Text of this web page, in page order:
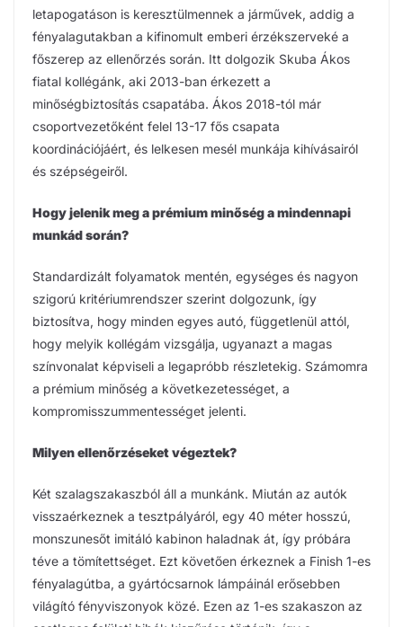
letapogatáson is keresztülmennek a járművek, addig a
fényalagutakban a kifinomult emberi érzékszerveké a
főszerep az ellenőrzés során. Itt dolgozik Skuba Ákos
fiatal kollégánk, aki 2013-ban érkezett a
minőségbiztosítás csapatába. Ákos 2018-tól már
csoportvezetőként felel 13-17 fős csapata
koordinációjáért, és lelkesen mesél munkája kihívásairól
és szépségeiről.
Hogy jelenik meg a prémium minőség a mindennapi
munkád során?
Standardizált folyamatok mentén, egységes és nagyon
szigorú kritériumrendszer szerint dolgozunk, így
biztosítva, hogy minden egyes autó, függetlenül attól,
hogy melyik kollégám vizsgálja, ugyanazt a magas
színvonalat képviseli a legapróbb részletekig. Számomra
a prémium minőség a következetességet, a
kompromisszummentességet jelenti.
Milyen ellenőrzéseket végeztek?
Két szalagszakaszból áll a munkánk. Miután az autók
visszaérkeznek a tesztpályáról, egy 40 méter hosszú,
monszunesőt imitáló kabinon haladnak át, így próbára
téve a tömítettséget. Ezt követően érkeznek a Finish 1-es
fényalagútba, a gyártócsarnok lámpáinál erősebben
világító fényviszonyok közé. Ezen az 1-es szakaszon az